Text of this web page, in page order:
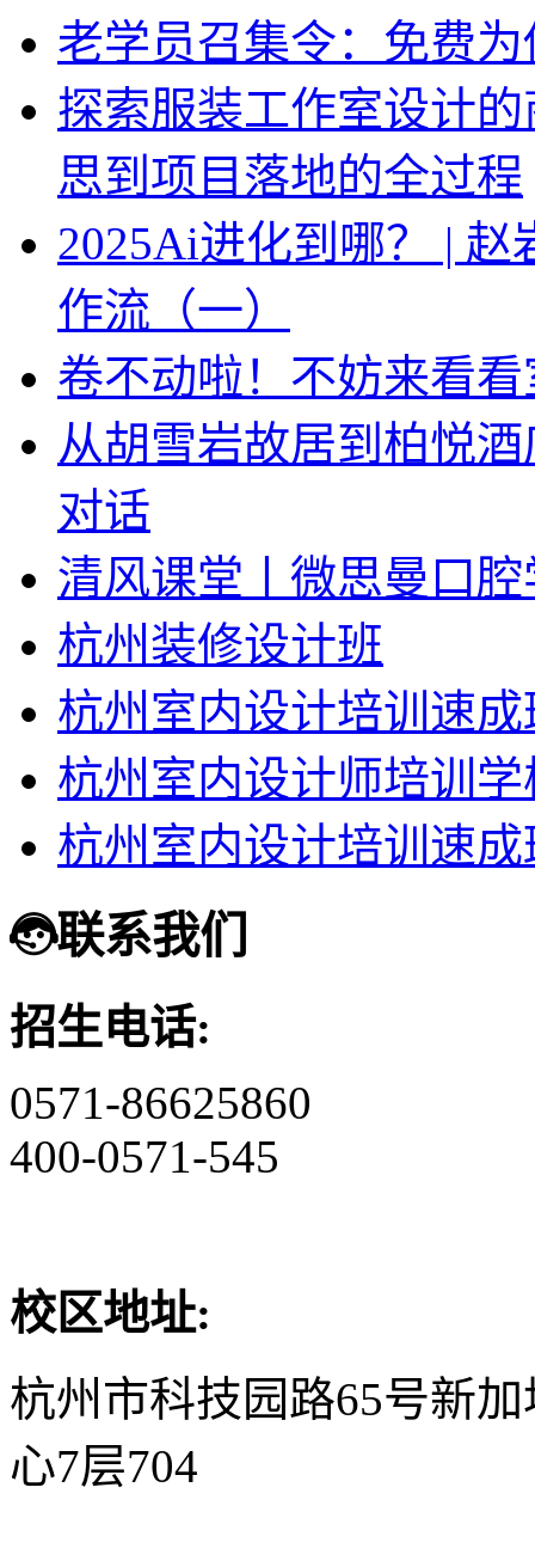
老学员召集令：免费
探索服装工作室设计
思到项目落地的全过程
2025Ai进化到哪？ |
作流（一）
卷不动啦！不妨来看
从胡雪岩故居到柏悦
对话
清风课堂丨微思曼口
杭州装修设计班
杭州室内设计培训速成
杭州室内设计师培训
杭州室内设计培训速成
联系我们
招生电话:
0571-86625860
400-0571-545
校区地址:
杭州市科技园路65号新
心7层704